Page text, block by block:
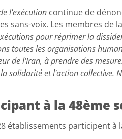
l'exécution continue de
sans-voix. Les membres de
pour réprimer la
toutes les organisations
de l'Iran, à prendre des
solidarité et l'action collective.
à la 48ème
établissements participent à